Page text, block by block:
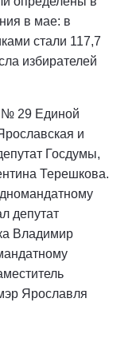
в мае: в
стали 117,7
избирателей
№ 29 Единой
и
Госдумы,
Терешкова.
депутат
Владимир
Ярославля